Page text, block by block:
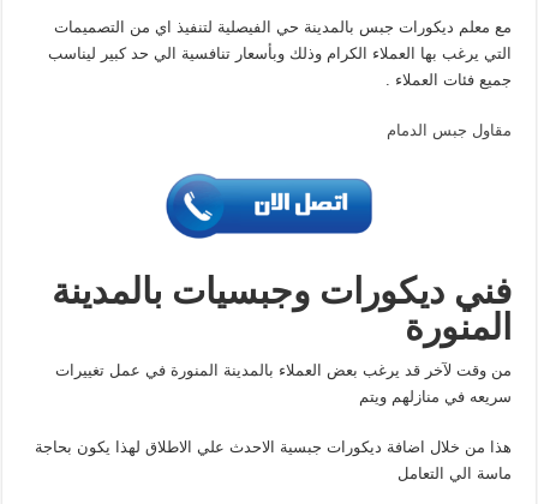
مع معلم ديكورات جبس بالمدينة حي الفيصلية لتنفيذ اي من التصميمات
التي يرغب بها العملاء الكرام وذلك وبأسعار تنافسية الي حد كبير ليناسب
جميع فئات العملاء .
مقاول جبس الدمام
فني ديكورات وجبسيات بالمدينة
المنورة
من وقت لآخر قد يرغب بعض العملاء بالمدينة المنورة في عمل تغييرات
سريعه في منازلهم ويتم
هذا من خلال اضافة ديكورات جبسية الاحدث علي الاطلاق لهذا يكون بحاجة
ماسة الي التعامل